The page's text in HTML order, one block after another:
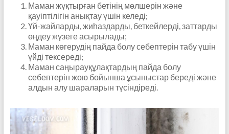
Маман жұқтырған бетінің мөлшерін және
қауіптілігін анықтау үшін келеді;
Үй-жайларды, жиһаздарды, беткейлерді, заттарды
өңдеу жүзеге асырылады;
Маман көгерудің пайда болу себептерін табу үшін
үйді тексереді;
Маман саңырауқұлақтардың пайда болу
себептерін жою бойынша ұсыныстар береді және
алдын алу шараларын түсіндіреді.